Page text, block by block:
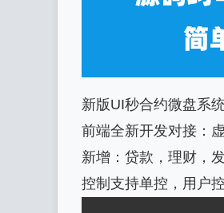
新版UI秒合约微盘系
前端全新开发对接：
新增：贷款，理财，
控制支持单控，用户